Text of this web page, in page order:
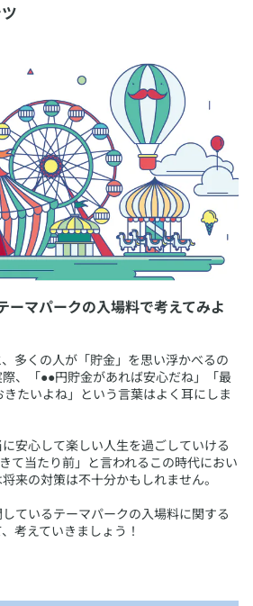
ーマパークの入場料で考えてみよ
多くの人が「貯金」を思い浮かべるの
、「●●円貯金があれば安心だね」「最
たいよね」という言葉はよく耳にしま
安心して楽しい人生を過ごしていける
て当たり前」と言われるこの時代におい
来の対策は不十分かもしれません。
ているテーマパークの入場料に関する
考えていきましょう！